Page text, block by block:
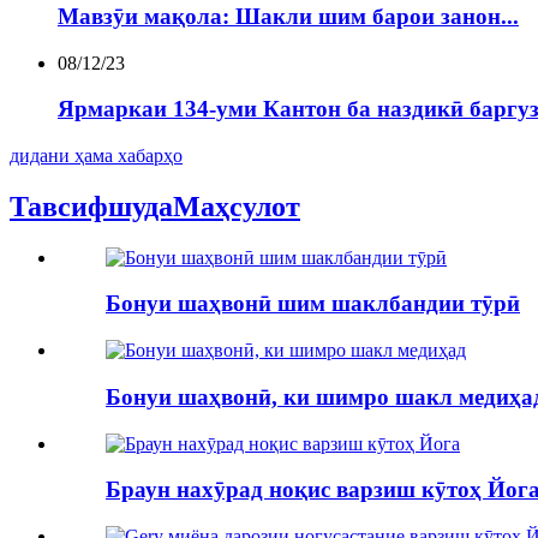
Мавзӯи мақола: Шакли шим барои занон...
08/12/23
Ярмаркаи 134-уми Кантон ба наздикӣ
дидани ҳама хабарҳо
ТавсифшудаМаҳсулот
Бонуи шаҳвонӣ шим шаклбандии тӯрӣ
Бонуи шаҳвонӣ, ки шимро шакл
Браун нахӯрад ноқис варзиш кӯтоҳ